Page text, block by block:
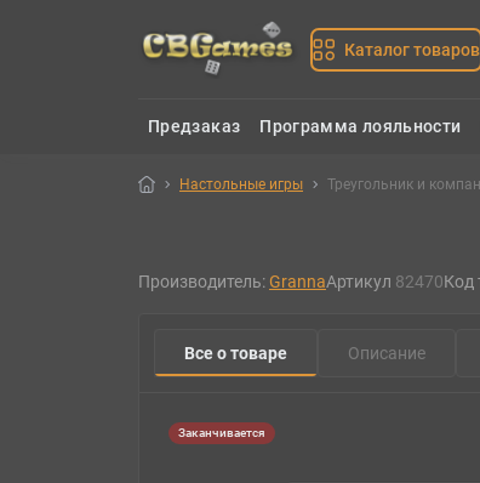
Каталог товаров
Предзаказ Программа лояльности
Настольные игры Треугольник и
Производитель: GrannaАртикул 82470Код
Все о товаре Описание
Заканчивается